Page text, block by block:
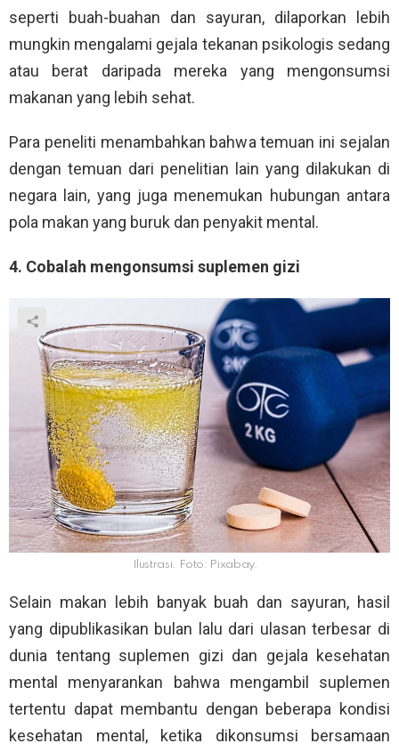
seperti buah-buahan dan sayuran, dilaporkan lebih
mungkin mengalami gejala tekanan psikologis sedang
atau berat daripada mereka yang mengonsumsi
makanan yang lebih sehat.
Para peneliti menambahkan bahwa temuan ini sejalan
dengan temuan dari penelitian lain yang dilakukan di
negara lain, yang juga menemukan hubungan antara
pola makan yang buruk dan penyakit mental.
4. Cobalah mengonsumsi suplemen gizi
Ilustrasi. Foto: Pixabay.
Selain makan lebih banyak buah dan sayuran, hasil
yang dipublikasikan bulan lalu dari ulasan terbesar di
dunia tentang suplemen gizi dan gejala kesehatan
mental menyarankan bahwa mengambil suplemen
tertentu dapat membantu dengan beberapa kondisi
kesehatan mental, ketika dikonsumsi bersamaan